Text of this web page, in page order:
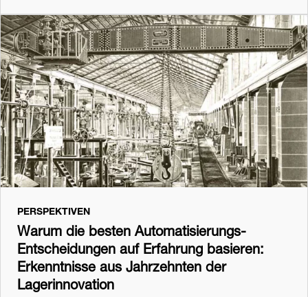
PERSPEKTIVEN
Warum die besten Automatisierungs-
Entscheidungen auf Erfahrung basieren:
Erkenntnisse aus Jahrzehnten der
Lagerinnovation